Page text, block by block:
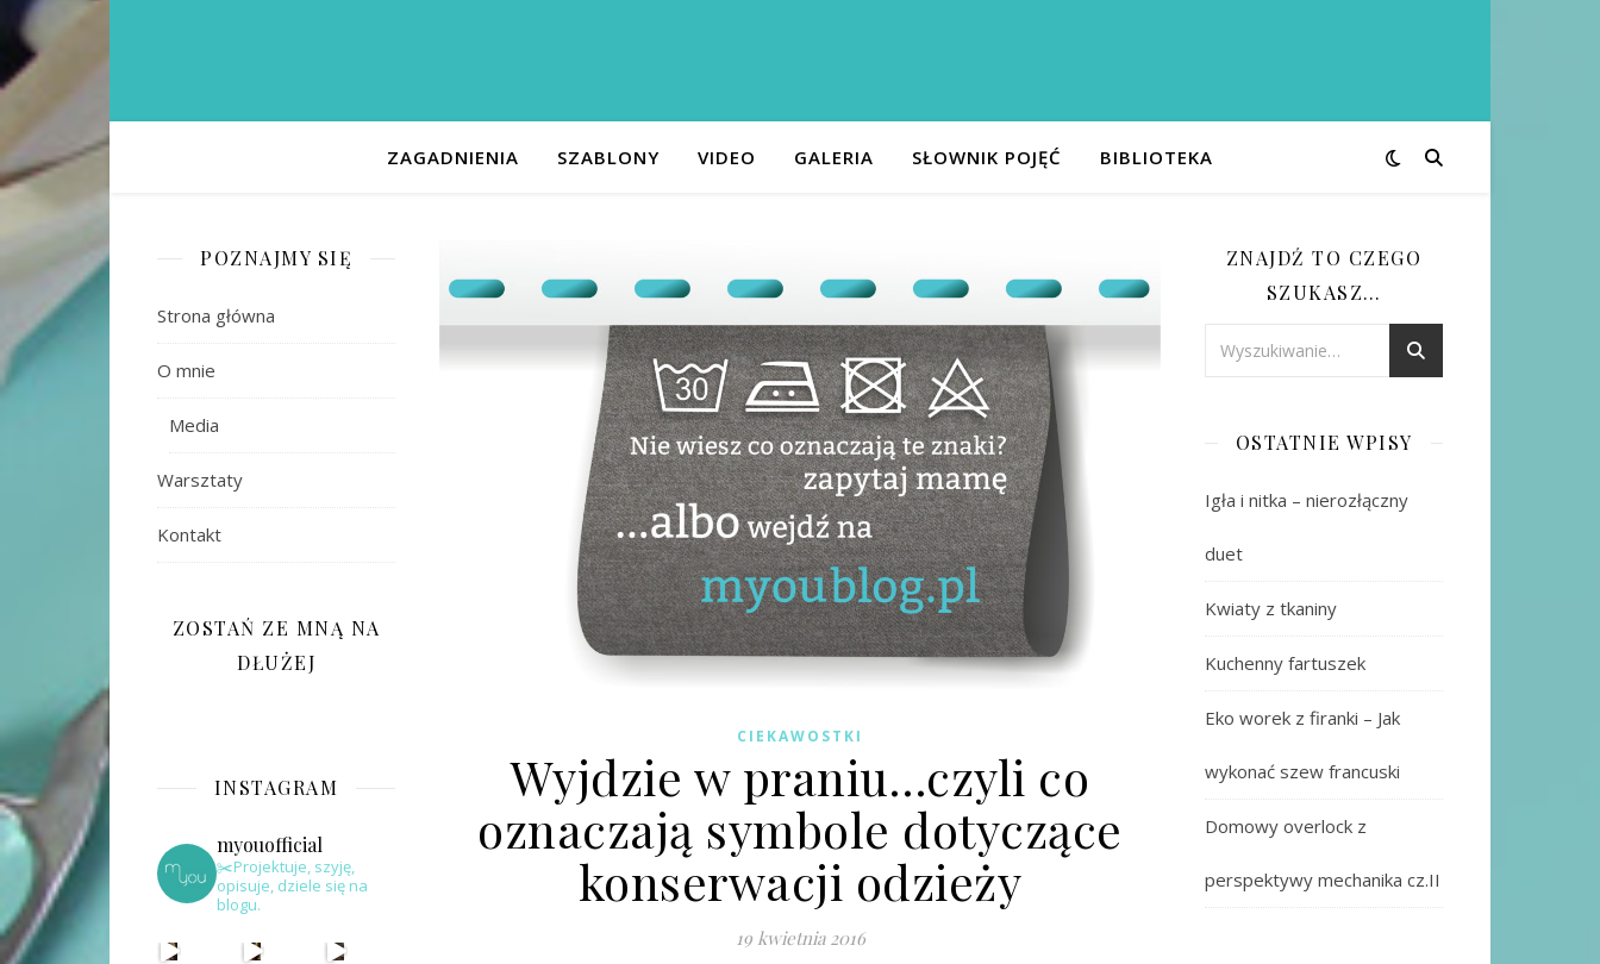
ZAGADNIENIA SZABLONY VIDEO GALERIA SŁOWNIK POJĘĆ BIBLIOTEKA
POZNAJMY SIĘ
Strona główna
O mnie
Media
Warsztaty
Kontakt
ZOSTAŃ ZE MNĄ NA
DŁUŻEJ
INSTAGRAM
myouofficial
✂️Projektuje, szyję,
opisuje, dziele się na
blogu.
CIEKAWOSTKI
Wyjdzie w praniu…czyli co
oznaczają symbole dotyczące
konserwacji odzieży
19 kwietnia 2016
ZNAJDŹ TO CZEGO
SZUKASZ…
OSTATNIE WPISY
Igła i nitka – nierozłączny
duet
Kwiaty z tkaniny
Kuchenny fartuszek
Eko worek z firanki – Jak
wykonać szew francuski
Domowy overlock z
perspektywy mechanika cz.II